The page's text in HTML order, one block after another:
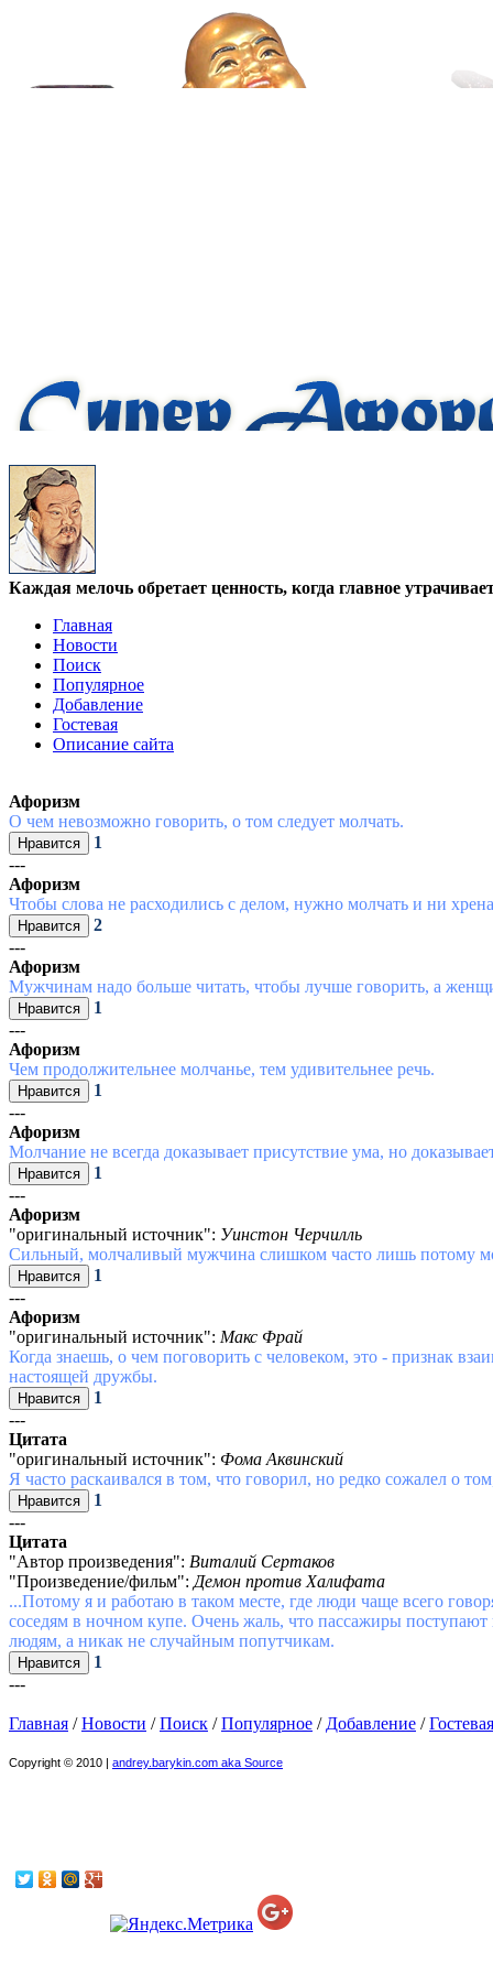
Каждая мелочь обретает ценность, когда главное
Главная
Новости
Поиск
Популярное
Добавление
Гостевая
Описание сайта
Афоризм
О чем невозможно говорить, о том следует молчать.
1
---
Афоризм
Чтобы слова не расходились с делом, нужно молчать и ни
2
---
Афоризм
Мужчинам надо больше читать, чтобы лучше говорить, а
1
---
Афоризм
Чем продолжительнее молчанье, тем удивительнее речь.
1
---
Афоризм
Молчание не всегда доказывает присутствие ума, но
1
---
Афоризм
"оригинальный источник": Уинстон Черчилль
Сильный, молчаливый мужчина слишком часто лишь потому
1
---
Афоризм
"оригинальный источник": Макс Фрай
Когда знаешь, о чем поговорить с человеком, это - признак
настоящей дружбы.
1
---
Цитата
"оригинальный источник": Фома Аквинский
Я часто раскаивался в том, что говорил, но редко сожалел о
1
---
Цитата
"Автор произведения": Виталий Сертаков
"Произведение/фильм": Демон против Халифата
...Потому я и работаю в таком месте, где люди чаще всего
соседям в ночном купе. Очень жаль, что пассажиры
людям, а никак не случайным попутчикам.
1
---
Главная /Новости /Поиск /Популярное / Добавление /Гостевая
Copyright © 2010 | andrey.barykin.com aka Source